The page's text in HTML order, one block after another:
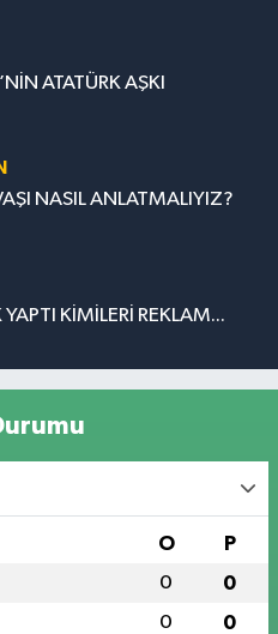
ATATÜRK AŞKI
NASIL ANLATMALIYIZ?
YAPTI KİMİLERİ REKLAM...
O P
0 0
0 0